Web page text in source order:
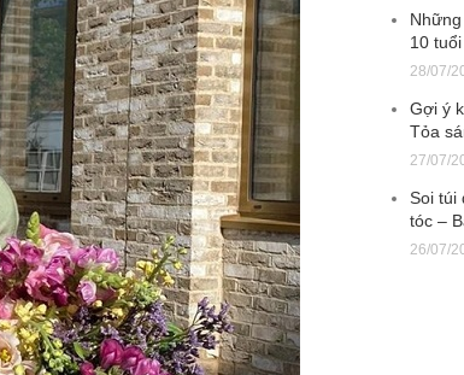
10 tuổi
28/07/
Gợi ý
Tỏa
27/07/
Soi túi
tóc –
26/07/